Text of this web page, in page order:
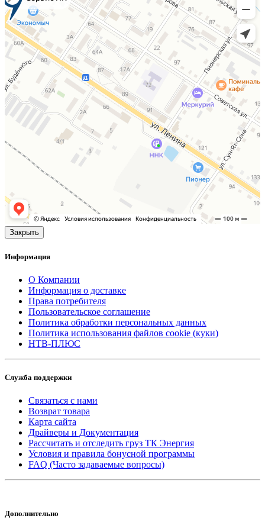
Закрыть
Информация
О Компании
Информация о доставке
Права потребителя
Пользовательское соглашение
Политика обработки персональных данных
Политика использования файлов cookie (куки)
НТВ-ПЛЮС
Служба поддержки
Связаться с нами
Возврат товара
Карта сайта
Драйверы и Документация
Рассчитать и отследить груз ТК Энергия
Условия и правила бонусной программы
FAQ (Часто задаваемые вопросы)
Дополнительно